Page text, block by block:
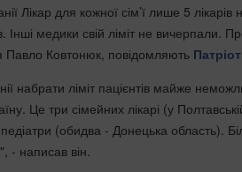
Лікар для кожної сім’ї лише 5
Інші медики свій ліміт не вичерпали.
Павло Ковтонюк, повідомляють
набрати ліміт пацієнтів майже
Це три сімейних лікарі (у
(обидва - Донецька область).
- написав він.